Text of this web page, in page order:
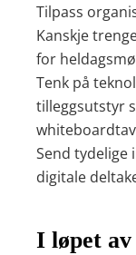
Tilpass
Kanskje
for
Tenk på
tilleggsutstyr
Send tydelige
digitale
I løpet